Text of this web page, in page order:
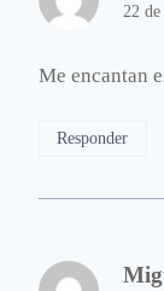
22
Me encantan
Responder